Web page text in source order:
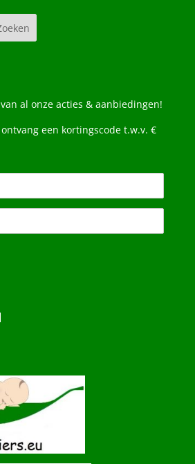
al onze acties & aanbiedingen!
een kortingscode t.w.v. €